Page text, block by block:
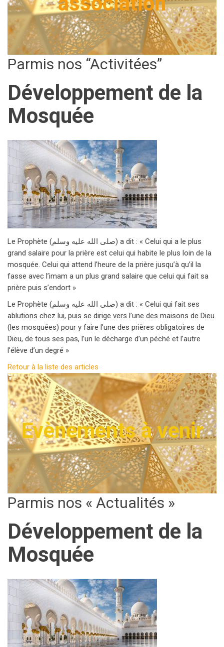
Parmis nos “Activitées”
Développement de la
Mosquée
Le Prophète (صلى الله عليه وسلم) a dit : « Celui qui a le plus
grand salaire pour la prière est celui qui habite le plus loin de la
mosquée. Celui qui attend l’heure de la prière jusqu’à qu’il la
fasse avec l’imam a un plus grand salaire que celui qui fait sa
prière puis s’endort »
Le Prophète (صلى الله عليه وسلم) a dit : « Celui qui fait ses
ablutions chez lui, puis se dirige vers l’une des maisons de Dieu
(les mosquées) pour y faire l’une des prières obligatoires de
Dieu, de tous ses pas, l’un le décharge d’un péché et l’autre
l’élève d’un degré »
Retour à la liste des articles
Evènements à venir
Parmis nos « Actualités »
Développement de la
Mosquée